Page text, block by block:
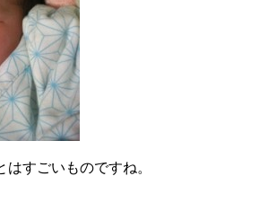
すごいものですね。